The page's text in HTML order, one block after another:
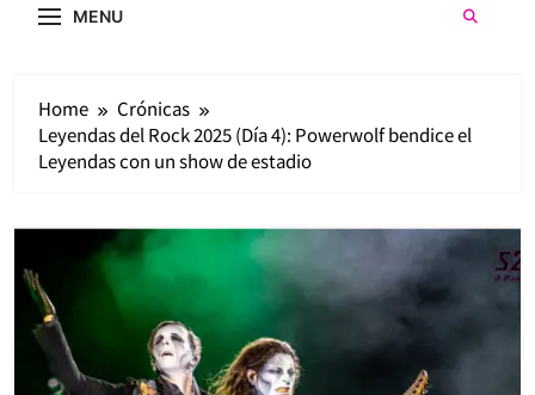
ofrecer contenido original, profundo y sin
MENU
Home
Crónicas
Leyendas del Rock 2025 (Día 4): Powerwolf bendice el
Leyendas con un show de estadio